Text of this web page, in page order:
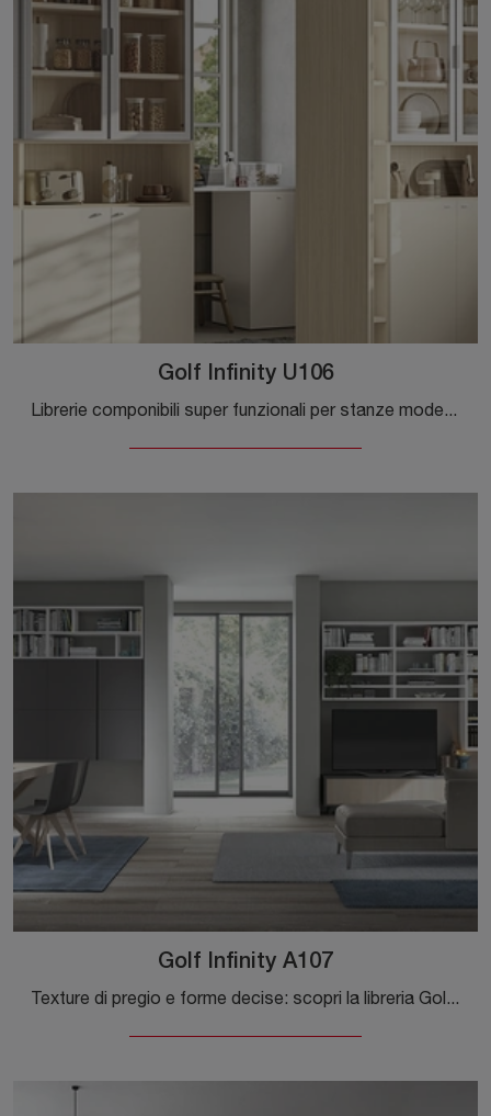
Golf Infinity U106
Librerie componibili super funzionali per stanze moderne: ottieni informazioni sul modello Golf Infinity U106 della marca Colombini Casa!
Golf Infinity A107
Texture di pregio e forme decise: scopri la libreria Golf Infinity A107 di Colombini Casa tra le più originali Librerie moderne a muro.